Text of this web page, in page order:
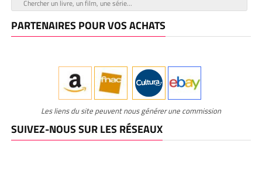
PARTENAIRES POUR VOS ACHATS
Les liens du site peuvent nous générer une commission
SUIVEZ-NOUS SUR LES RÉSEAUX